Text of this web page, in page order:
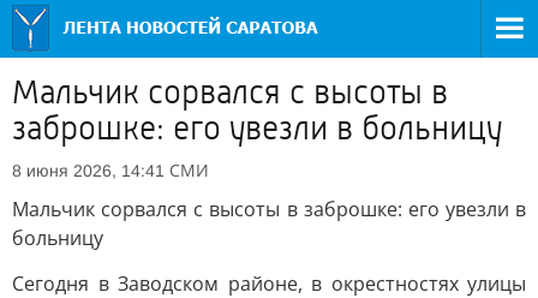
Мальчик сорвался с высоты в
заброшке: его увезли в больницу
8 июня 2026, 14:41 СМИ
Мальчик сорвался с высоты в заброшке: его увезли в
больницу
Сегодня в Заводском районе, в окрестностях улицы